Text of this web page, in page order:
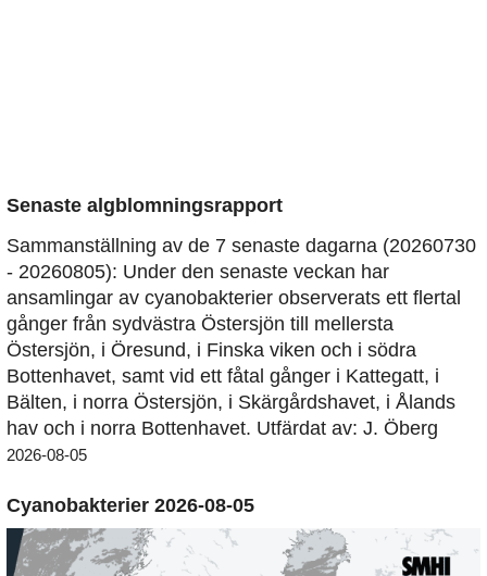
Senaste algblomningsrapport
Sammanställning av de 7 senaste dagarna (20260730
- 20260805): Under den senaste veckan har
ansamlingar av cyanobakterier observerats ett flertal
gånger från sydvästra Östersjön till mellersta
Östersjön, i Öresund, i Finska viken och i södra
Bottenhavet, samt vid ett fåtal gånger i Kattegatt, i
Bälten, i norra Östersjön, i Skärgårdshavet, i Ålands
hav och i norra Bottenhavet. Utfärdat av: J. Öberg
2026-08-05
Cyanobakterier 2026-08-05